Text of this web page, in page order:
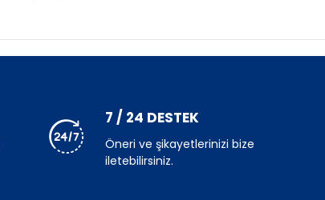
7 / 24 DESTEK
Öneri ve şikayetlerinizi bize
iletebilirsiniz.